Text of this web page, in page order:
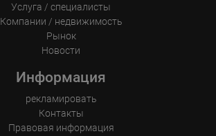
Услуга / специалисты
Компании / недвижимость
Рынок
Новости
Информация
рекламировать
Контакты
Правовая информация